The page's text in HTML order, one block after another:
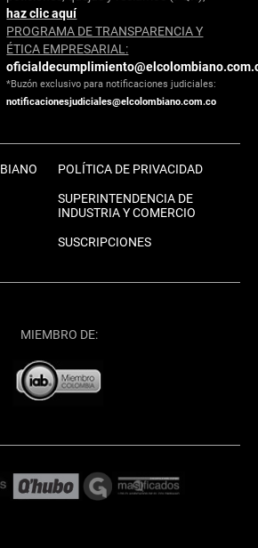
haz clic aquí
PROGRAMA DE TRANSPARENCIA Y
ÉTICA EMPRESARIAL:
*Buzón exclusivo para notificaciones judiciales:
notificacionesjudiciales@elcolombiano.com.co
POLÍTICA DE PRIVACIDAD
SUPERINTENDENCIA DE
INDUSTRIA Y COMERCIO
SUSCRIPCIONES
MIEMBRO DE: